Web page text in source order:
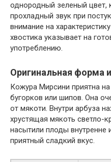
однородный зеленый цвет,
прохладный звук при
внимание на
хвостика указывает на
употреблению.
Оригинальная форма
Кожура Мирсини приятна
бугорков или шипов. Она
от мякоти. Внутри арбуза
хрустящая мякоть светло-
насытили плоды внутренне
приятный сладкий вкус.